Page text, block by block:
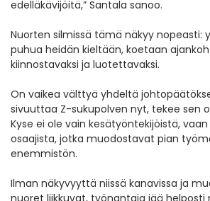
edelläkävijöitä,” Santala sanoo.
Nuorten silmissä tämä näkyy nopeasti:
puhua heidän kieltään, koetaan
kiinnostavaksi ja luotettavaksi.
On vaikea välttyä yhdeltä
sivuuttaa Z-sukupolven nyt, tekee sen
Kyse ei ole vain kesätyöntekijöistä,
osaajista, jotka muodostavat pian
enemmistön.
Ilman näkyvyyttä niissä kanavissa ja
nuoret liikkuvat, työnantaja jää